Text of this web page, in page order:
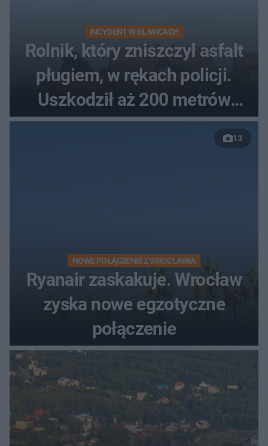
INCYDENT W GLIWICACH
Rolnik, który zniszczył asfalt
pługiem, w rękach policji.
Uszkodził aż 200 metrów
nowej drogi
13
NOWE POŁĄCZENIE Z WROCŁAWIA
Ryanair zaskakuje. Wrocław
zyska nowe egzotyczne
połączenie